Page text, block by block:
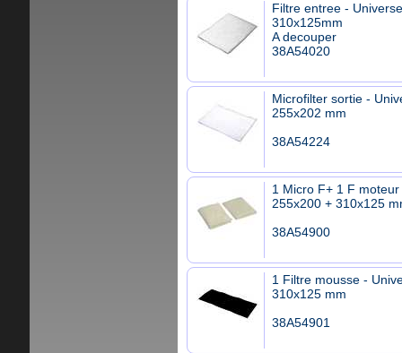
Filtre entree -
310x125mm
A decouper
38A54020
Microfilter sortie -
255x202 mm
38A54224
1 Micro F+ 1 F
255x200 + 310x125
38A54900
1 Filtre mousse -
310x125 mm
38A54901